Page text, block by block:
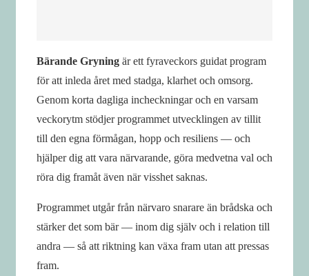
Bärande Gryning är ett fyraveckors guidat program
för att inleda året med stadga, klarhet och omsorg.
Genom korta dagliga incheckningar och en varsam
veckorytm stödjer programmet utvecklingen av tillit
till den egna förmågan, hopp och resiliens — och
hjälper dig att vara närvarande, göra medvetna val och
röra dig framåt även när visshet saknas.
Programmet utgår från närvaro snarare än brådska och
stärker det som bär — inom dig själv och i relation till
andra — så att riktning kan växa fram utan att pressas
fram.